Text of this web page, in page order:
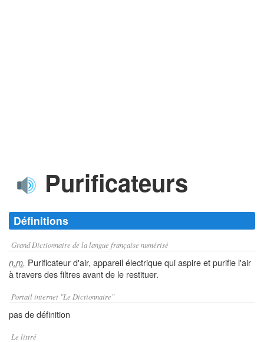
Purificateurs
Définitions
Grand Dictionnaire de la langue française numérisé
n.m. Purificateur d'air, appareil électrique qui aspire et purifie l'air
à travers des filtres avant de le restituer.
Portail internet "Le Dictionnaire"
pas de définition
Le littré